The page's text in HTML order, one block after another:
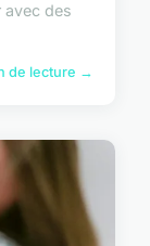
des
de lecture →